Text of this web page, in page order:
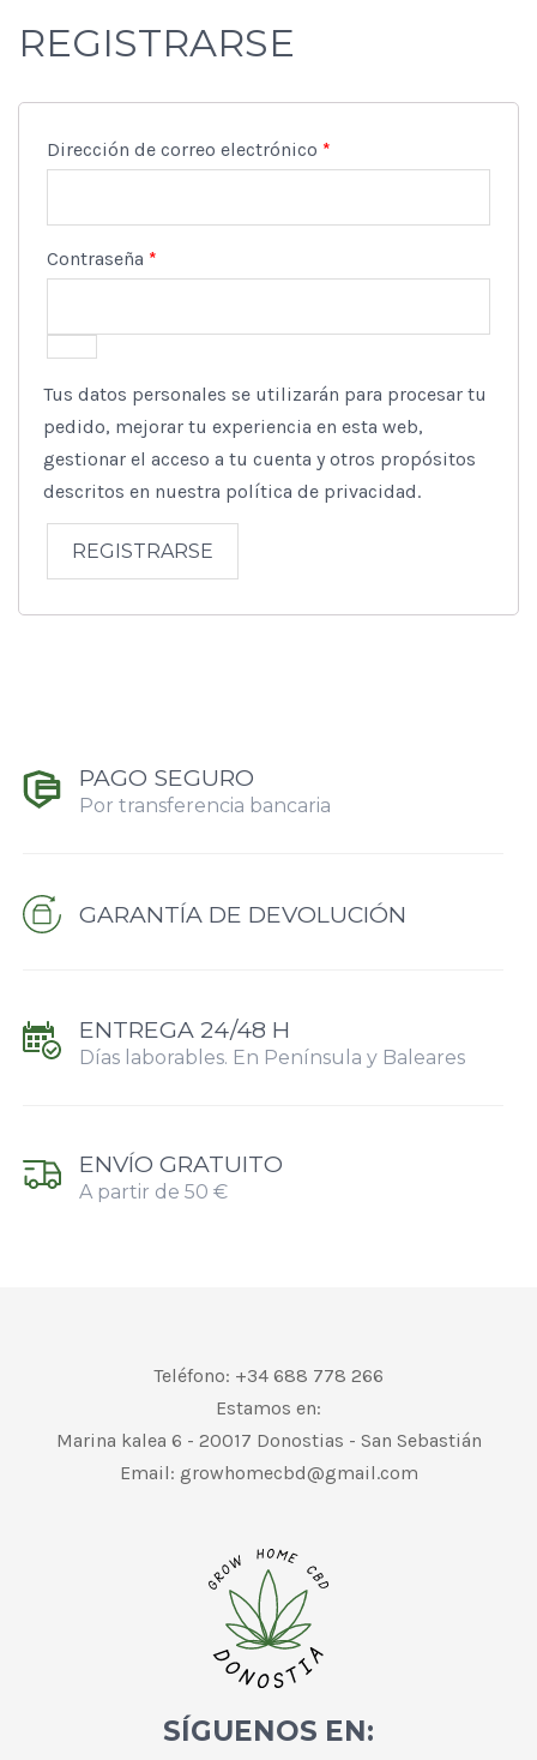
REGISTRARSE
Dirección de correo electrónico *
Contraseña *
Tus datos personales se utilizarán para procesar tu
pedido, mejorar tu experiencia en esta web,
gestionar el acceso a tu cuenta y otros propósitos
descritos en nuestra política de privacidad.
REGISTRARSE
PAGO SEGURO
Por transferencia bancaria
GARANTÍA DE DEVOLUCIÓN
ENTREGA 24/48 H
Días laborables. En Península y Baleares
ENVÍO GRATUITO
A partir de 50 €
Teléfono: +34 688 778 266
Estamos en:
Marina kalea 6 - 20017 Donostias - San Sebastián
Email: growhomecbd@gmail.com
SÍGUENOS EN: